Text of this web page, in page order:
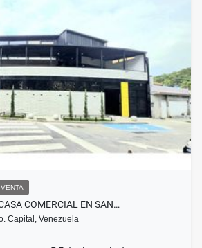
VENTA
COMERCIAL EN SAN…
Capital, Venezuela